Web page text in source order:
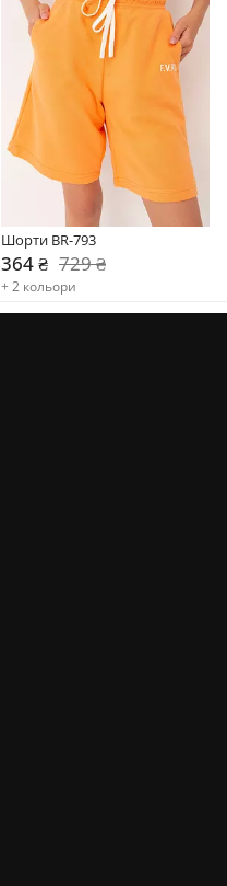
Шорти BR-793
364 ₴ 729 ₴
+ 2 кольори